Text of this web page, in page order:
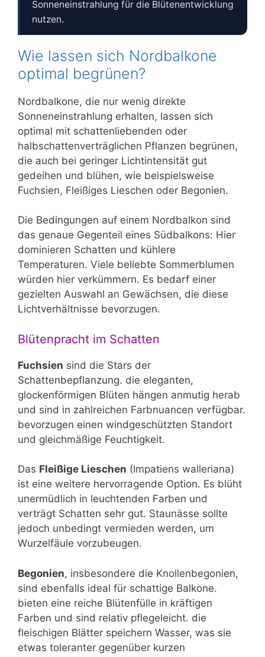
Sonneneinstrahlung für die Blütenentwicklung
nutzen.
Wie lassen sich Nordbalkone
optimal begrünen?
Nordbalkone, die nur wenig direkte
Sonneneinstrahlung erhalten, lassen sich
optimal mit schattenliebenden oder
halbschattenverträglichen Pflanzen begrünen,
die auch bei geringer Lichtintensität gut
gedeihen und blühen, wie beispielsweise
Fuchsien, Fleißiges Lieschen oder Begonien.
Die Bedingungen auf einem Nordbalkon sind
das genaue Gegenteil eines Südbalkons: Hier
dominieren Schatten und kühlere
Temperaturen. Viele beliebte Sommerblumen
würden hier verkümmern. Es bedarf einer
gezielten Auswahl an Gewächsen, die diese
Lichtverhältnisse bevorzugen.
Blütenpracht im Schatten
Fuchsien sind die Stars der
Schattenbepflanzung. die eleganten,
glockenförmigen Blüten hängen anmutig herab
und sind in zahlreichen Farbnuancen verfügbar.
bevorzugen einen windgeschützten Standort
und gleichmäßige Feuchtigkeit.
Das Fleißige Lieschen (Impatiens walleriana)
ist eine weitere hervorragende Option. Es blüht
unermüdlich in leuchtenden Farben und
verträgt Schatten sehr gut. Staunässe sollte
jedoch unbedingt vermieden werden, um
Wurzelfäule vorzubeugen.
Begonien, insbesondere die Knollenbegonien,
sind ebenfalls ideal für schattige Balkone.
bieten eine reiche Blütenfülle in kräftigen
Farben und sind relativ pflegeleicht. die
fleischigen Blätter speichern Wasser, was sie
etwas toleranter gegenüber kurzen